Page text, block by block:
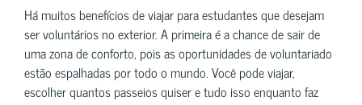
Há muitos benefícios de viajar para estudantes que desejam
ser voluntários no exterior. A primeira é a chance de sair de
uma zona de conforto, pois as oportunidades de voluntariado
estão espalhadas por todo o mundo. Você pode viajar,
escolher quantos passeios quiser e tudo isso enquanto faz